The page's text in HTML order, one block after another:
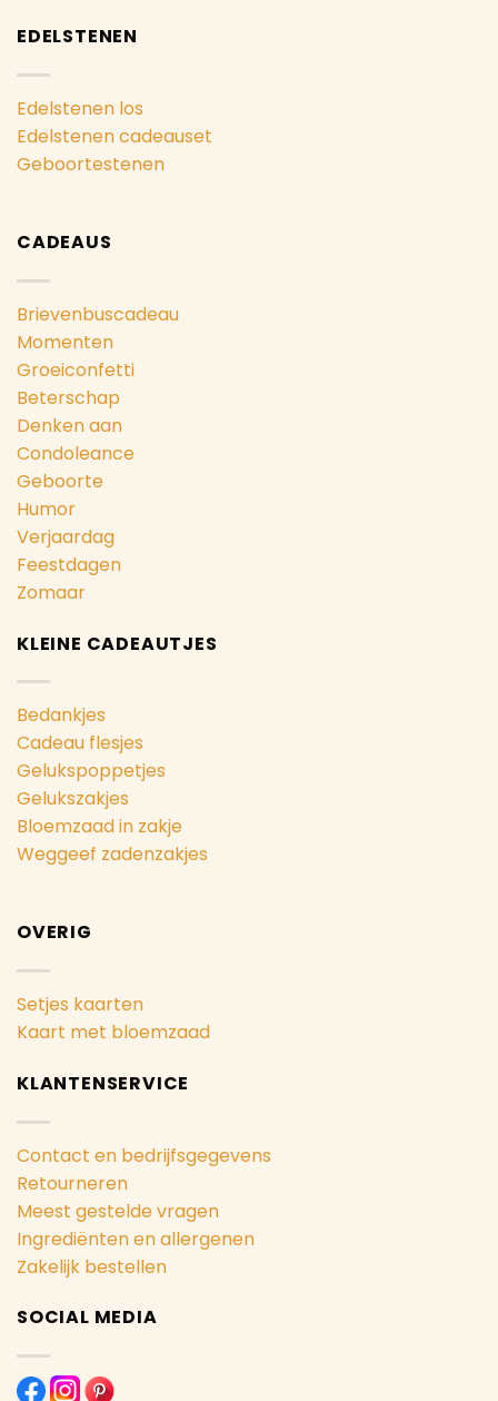
EDELSTENEN
Edelstenen los
Edelstenen cadeauset
Geboortestenen
CADEAUS
Brievenbuscadeau
Momenten
Groeiconfetti
Beterschap
Denken aan
Condoleance
Geboorte
Humor
Verjaardag
Feestdagen
Zomaar
KLEINE CADEAUTJES
Bedankjes
Cadeau flesjes
Gelukspoppetjes
Gelukszakjes
Bloemzaad in zakje
Weggeef zadenzakjes
OVERIG
Setjes kaarten
Kaart met bloemzaad
KLANTENSERVICE
Contact en bedrijfsgegevens
Retourneren
Meest gestelde vragen
Ingrediënten en allergenen
Zakelijk bestellen
SOCIAL MEDIA